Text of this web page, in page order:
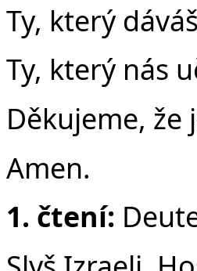
Ty, který
Ty, který nás
Děkujeme, že
Amen.
1. čtení: